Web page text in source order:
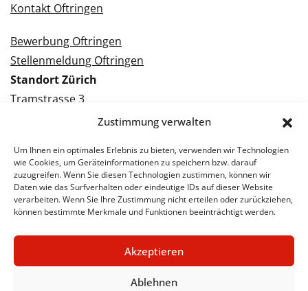
Zustimmung verwalten
Um Ihnen ein optimales Erlebnis zu bieten, verwenden wir Technologien
wie Cookies, um Geräteinformationen zu speichern bzw. darauf
zuzugreifen. Wenn Sie diesen Technologien zustimmen, können wir
Daten wie das Surfverhalten oder eindeutige IDs auf dieser Website
verarbeiten. Wenn Sie Ihre Zustimmung nicht erteilen oder zurückziehen,
können bestimmte Merkmale und Funktionen beeinträchtigt werden.
Akzeptieren
Ablehnen
Kontakt Oftringen
Bewerbung Oftringen
Stellenmeldung Oftringen
Standort Zürich
Tramstrasse 3
Kontakt Zürich
Bewerbung Zürich
Stellenmeldung Zürich